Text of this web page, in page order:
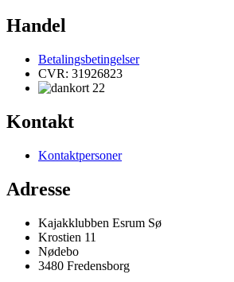
Handel
Betalingsbetingelser
CVR: 31926823
Kontakt
Kontaktpersoner
Adresse
Kajakklubben Esrum Sø
Krostien 11
Nødebo
3480 Fredensborg